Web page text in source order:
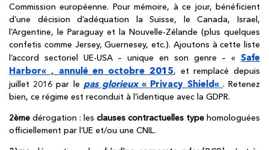
Commission européenne. Pour mémoire, à ce jour, bénéficient
d’une décision d’adéquation la Suisse, le Canada, Israel,
l’Argentine, le Paraguay et la Nouvelle-Zélande (plus quelques
confetis comme Jersey, Guernesey, etc.). Ajoutons à cette liste
l’accord sectoriel UE-USA – unique en son genre – « Safe
Harbor« , annulé en octobre 2015, et remplacé depuis
juillet 2016 par le pas glorieux« Privacy Shield« . Retenez
bien, ce régime est reconduit à l’identique avec la GDPR.
2ème dérogation : les clauses contractuelles type homologuées
officiellement par l’UE et/ou une CNIL.